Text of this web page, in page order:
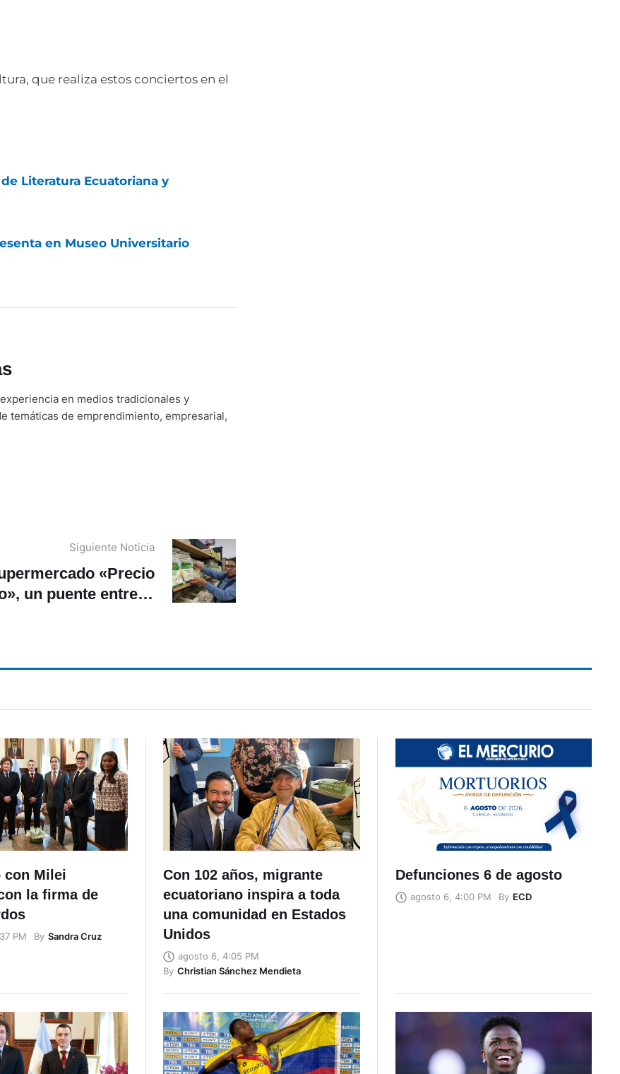
que realiza estos conciertos en el
Literatura Ecuatoriana y
en Museo Universitario
en medios tradicionales y
temáticas de emprendimiento, empresarial,
Siguiente Noticia
«Precio
un puente entre el
con Milei
la firma de
PM By Sandra Cruz
Con 102 años, migrante
ecuatoriano inspira a toda
una comunidad en Estados
Unidos
agosto 6, 4:05 PM
By Christian Sánchez Mendieta
Defunciones 6 de agosto
agosto 6, 4:00 PM By ECD